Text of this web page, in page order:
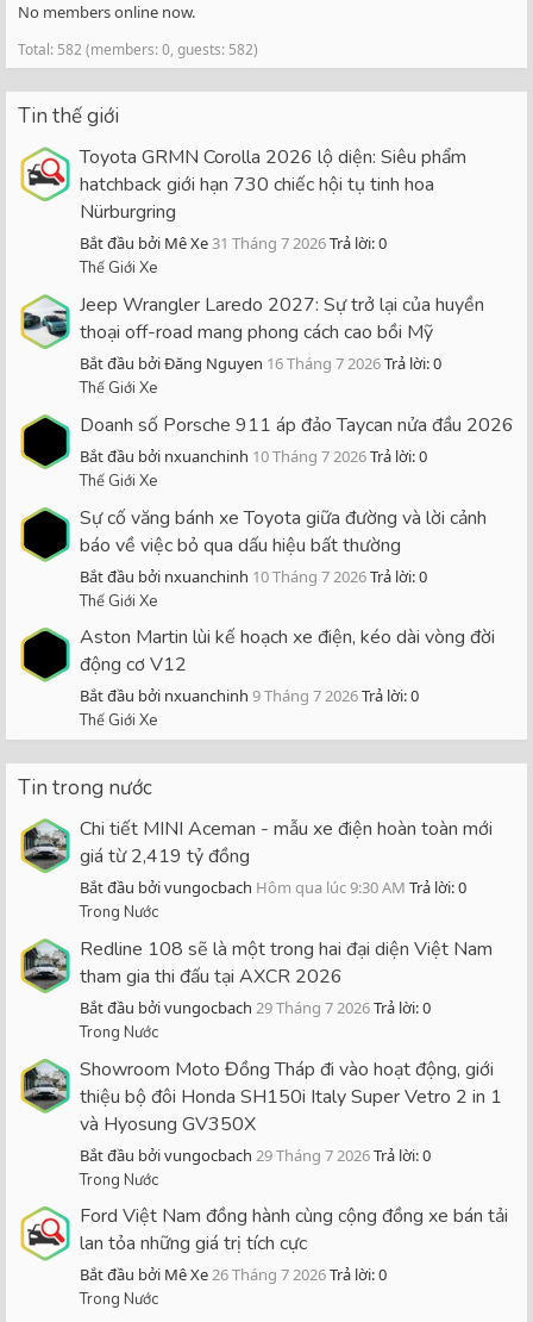
No members online now.
Total: 582 (members: 0, guests: 582)
Tin thế giới
Toyota GRMN Corolla 2026 lộ diện: Siêu phẩm
hatchback giới hạn 730 chiếc hội tụ tinh hoa
Nürburgring
Bắt đầu bởi Mê Xe31 Tháng 7 2026Trả lời: 0
Thế Giới Xe
Jeep Wrangler Laredo 2027: Sự trở lại của huyền
thoại off-road mang phong cách cao bồi Mỹ
Bắt đầu bởi Đăng Nguyen 16 Tháng 7 2026Trả lời: 0
Thế Giới Xe
Doanh số Porsche 911 áp đảo Taycan nửa đầu 2026
Bắt đầu bởi nxuanchinh 10 Tháng 7 2026Trả lời: 0
Thế Giới Xe
Sự cố văng bánh xe Toyota giữa đường và lời cảnh
báo về việc bỏ qua dấu hiệu bất thường
Bắt đầu bởi nxuanchinh 10 Tháng 7 2026Trả lời: 0
Thế Giới Xe
Aston Martin lùi kế hoạch xe điện, kéo dài vòng đời
động cơ V12
Bắt đầu bởi nxuanchinh 9 Tháng 7 2026Trả lời: 0
Thế Giới Xe
Tin trong nước
Chi tiết MINI Aceman - mẫu xe điện hoàn toàn mới
giá từ 2,419 tỷ đồng
Bắt đầu bởi vungocbach Hôm qua lúc 9:30 AM Trả lời: 0
Trong Nước
Redline 108 sẽ là một trong hai đại diện Việt Nam
tham gia thi đấu tại AXCR 2026
Bắt đầu bởi vungocbach 29 Tháng 7 2026Trả lời: 0
Trong Nước
Showroom Moto Đồng Tháp đi vào hoạt động, giới
thiệu bộ đôi Honda SH150i Italy Super Vetro 2 in 1
và Hyosung GV350X
Bắt đầu bởi vungocbach 29 Tháng 7 2026Trả lời: 0
Trong Nước
Ford Việt Nam đồng hành cùng cộng đồng xe bán tải
lan tỏa những giá trị tích cực
Bắt đầu bởi Mê Xe26 Tháng 7 2026Trả lời: 0
Trong Nước